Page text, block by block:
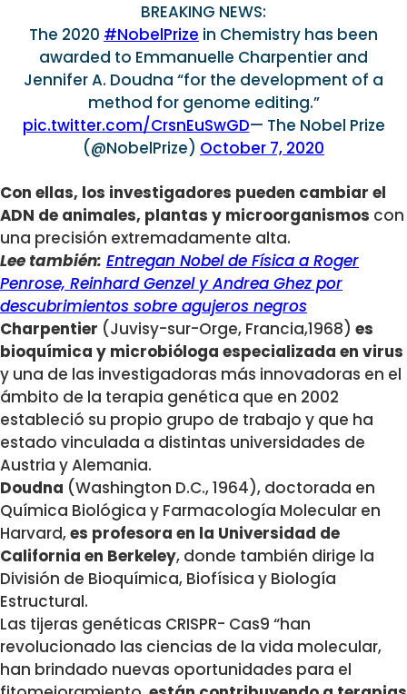
BREAKING NEWS:
The 2020 #NobelPrize in Chemistry has been
awarded to Emmanuelle Charpentier and
Jennifer A. Doudna “for the development of a
method for genome editing.”
pic.twitter.com/CrsnEuSwGD— The Nobel Prize
(@NobelPrize) October 7, 2020
Con ellas, los investigadores pueden cambiar el
ADN de animales, plantas y microorganismos con
una precisión extremadamente alta.
Lee también: Entregan Nobel de Física a Roger
Penrose, Reinhard Genzel y Andrea Ghez por
descubrimientos sobre agujeros negros
Charpentier (Juvisy-sur-Orge, Francia,1968) es
bioquímica y microbióloga especializada en virus
y una de las investigadoras más innovadoras en el
ámbito de la terapia genética que en 2002
estableció su propio grupo de trabajo y que ha
estado vinculada a distintas universidades de
Austria y Alemania.
Doudna (Washington D.C., 1964), doctorada en
Química Biológica y Farmacología Molecular en
Harvard,es profesora en la Universidad de
California en Berkeley, donde también dirige la
División de Bioquímica, Biofísica y Biología
Estructural.
Las tijeras genéticas CRISPR- Cas9 “han
revolucionado las ciencias de la vida molecular,
han brindado nuevas oportunidades para el